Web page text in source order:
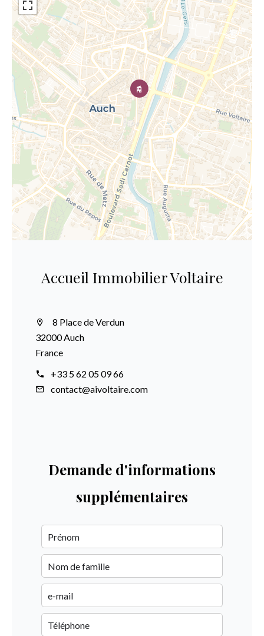
Accueil Immobilier Voltaire
8 Place de Verdun
32000 Auch
France
+33 5 62 05 09 66
contact@aivoltaire.com
Demande d'informations
supplémentaires